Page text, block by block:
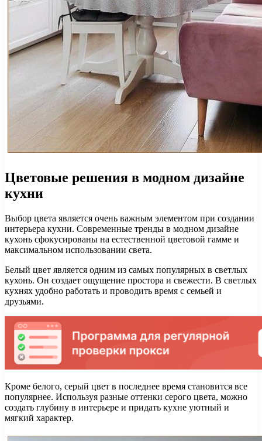
Цветовые решения в модном дизайне
кухни
Выбор цвета является очень важным элементом при создании
интерьера кухни. Современные тренды в модном дизайне
кухонь сфокусированы на естественной цветовой гамме и
максимальном использовании света.
Белый цвет является одним из самых популярных в светлых
кухонь. Он создает ощущение простора и свежести. В светлых
кухнях удобно работать и проводить время с семьей и
друзьями.
Кроме белого, серый цвет в последнее время становится все
популярнее. Используя разные оттенки серого цвета, можно
создать глубину в интерьере и придать кухне уютный и
мягкий характер.